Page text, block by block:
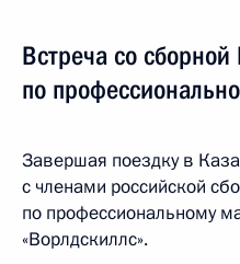
Встреча со сборной
по
Завершая поездку в
с членами российской
по профессиональному
«Ворлдскиллс».